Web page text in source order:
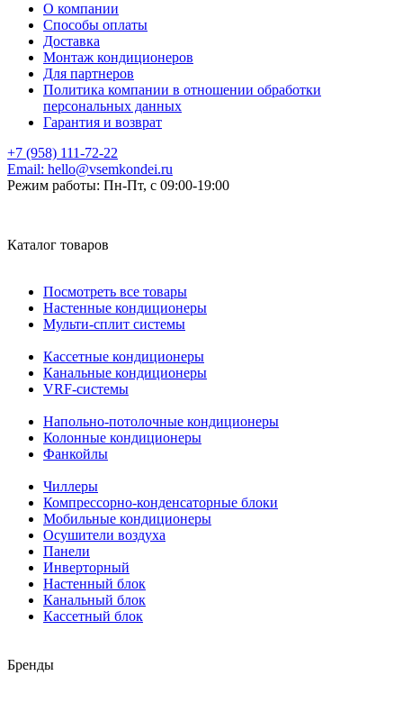
О компании
Способы оплаты
Доставка
Монтаж кондиционеров
Для партнеров
Политика компании в отношении обработки
персональных данных
Гарантия и возврат
+7 (958) 111-72-22
Email: hello@vsemkondei.ru
Режим работы: Пн-Пт, с 09:00-19:00
Каталог товаров
Посмотреть все товары
Настенные кондиционеры
Мульти-сплит системы
Кассетные кондиционеры
Канальные кондиционеры
VRF-системы
Напольно-потолочные кондиционеры
Колонные кондиционеры
Фанкойлы
Чиллеры
Компрессорно-конденсаторные блоки
Мобильные кондиционеры
Осушители воздуха
Панели
Инверторный
Настенный блок
Канальный блок
Кассетный блок
Бренды